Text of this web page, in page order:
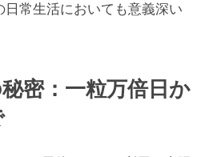
常生活においても意義深い
密：一粒万倍日か